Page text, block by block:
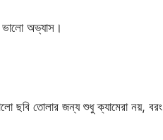
ভালো অভ্যাস।
ছবি তোলার জন্য শুধু ক্যামেরা নয়, বরং